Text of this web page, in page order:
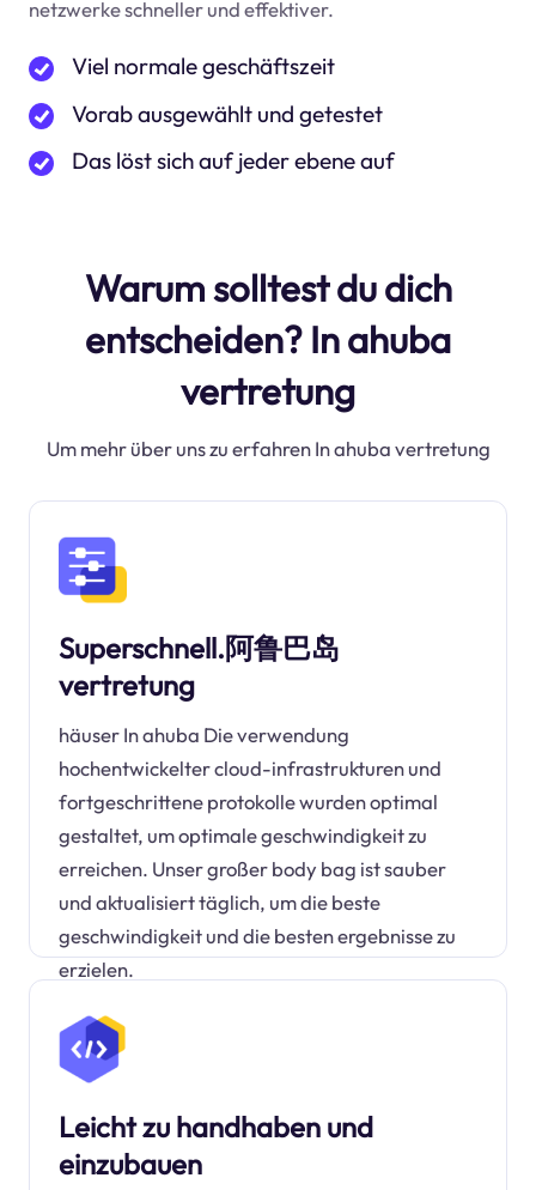
netzwerke schneller und effektiver.
Viel normale geschäftszeit
Vorab ausgewählt und getestet
Das löst sich auf jeder ebene auf
Warum solltest du dich
entscheiden? In ahuba
vertretung
Um mehr über uns zu erfahren In ahuba vertretung
Superschnell.阿鲁巴岛
vertretung
häuser In ahuba Die verwendung
hochentwickelter cloud-infrastrukturen und
fortgeschrittene protokolle wurden optimal
gestaltet, um optimale geschwindigkeit zu
erreichen. Unser großer body bag ist sauber
und aktualisiert täglich, um die beste
geschwindigkeit und die besten ergebnisse zu
erzielen.
Leicht zu handhaben und
einzubauen